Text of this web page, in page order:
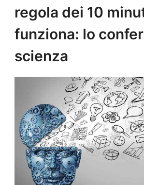
regola dei 10
funziona: lo
scienza